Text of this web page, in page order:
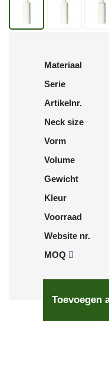
Materiaal
Serie
Artikelnr.
Neck size
Vorm
Volume
Gewicht
Kleur
Voorraad
Website nr.
MOQ
Toevoegen